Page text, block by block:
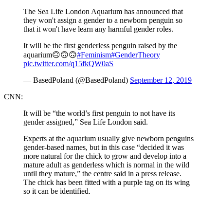
The Sea Life London Aquarium has announced that
they won't assign a gender to a newborn penguin so
that it won't have learn any harmful gender roles.
It will be the first genderless penguin raised by the
aquarium🙃🙃🙃#Feminism#GenderTheory
pic.twitter.com/q15fkQW0aS
— BasedPoland (@BasedPoland) September 12, 2019
CNN:
It will be “the world’s first penguin to not have its
gender assigned,” Sea Life London said.
Experts at the aquarium usually give newborn penguins
gender-based names, but in this case “decided it was
more natural for the chick to grow and develop into a
mature adult as genderless which is normal in the wild
until they mature,” the centre said in a press release.
The chick has been fitted with a purple tag on its wing
so it can be identified.